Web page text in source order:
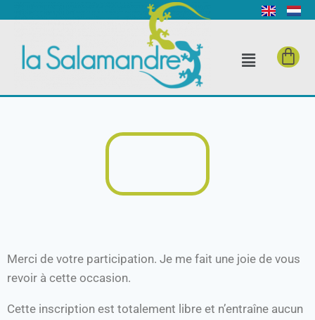
Merci de votre participation. Je me fait une joie de vous
revoir à cette occasion.
Cette inscription est totalement libre et n’entraîne aucun